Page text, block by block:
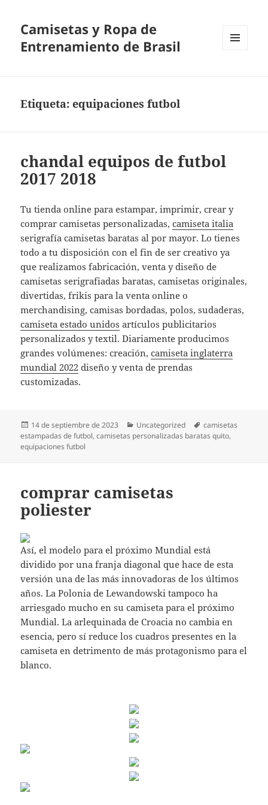
Camisetas y Ropa de
Entrenamiento de Brasil
Etiqueta:equipaciones futbol
chandal equipos de futbol
2017 2018
Tu tienda online para estampar, imprimir, crear y
comprar camisetas personalizadas,camiseta italia
serigrafía camisetas baratas al por mayor. Lo tienes
todo a tu disposición con el fin de ser creativo ya
que realizamos fabricación, venta y diseño de
camisetas serigrafiadas baratas, camisetas originales,
divertidas, frikis para la venta online o
merchandising, camisas bordadas, polos, sudaderas,
camiseta estado unidos artículos publicitarios
personalizados y textil. Diariamente producimos
grandes volúmenes: creación,camiseta inglaterra
mundial 2022 diseño y venta de prendas
customizadas.
Publicado
el
14 de septiembre de 2023 Categorías
Uncategorized Etiquetas
camisetas
estampadas de futbol,camisetas personalizadas baratas quito,
equipaciones futbol
comprar camisetas
poliester
Así, el modelo para el próximo Mundial está
dividido por una franja diagonal que hace de esta
versión una de las más innovadoras de los últimos
años. La Polonia de Lewandowski tampoco ha
arriesgado mucho en su camiseta para el próximo
Mundial. La arlequinada de Croacia no cambia en
esencia, pero sí reduce los cuadros presentes en la
camiseta en detrimento de más protagonismo para el
blanco.